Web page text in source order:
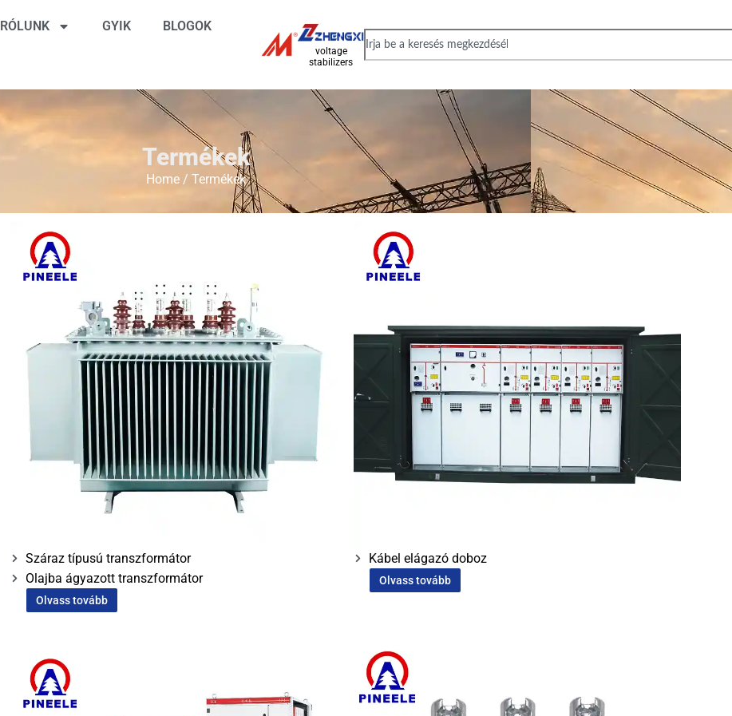
RÓLUNK GYIK BLOGOK
voltage
stabilizers
Termékek
Home/ Termékek
Száraz típusú transzformátor
Olajba ágyazott transzformátor
Olvass tovább
Kábel elágazó doboz
Olvass tovább